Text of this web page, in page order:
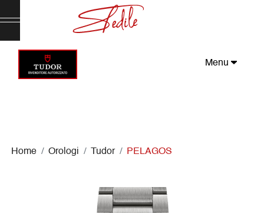
Menu
Home Orologi Tudor PELAGOS